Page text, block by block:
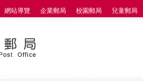
網站導覽 企業郵局 校園郵局 兒童郵局